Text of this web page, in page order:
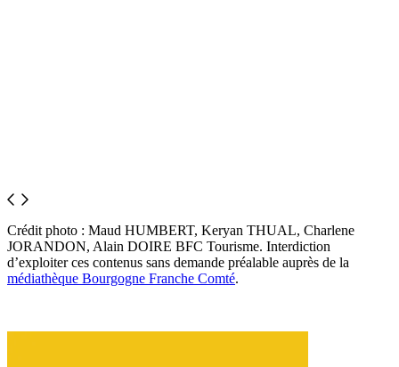
Crédit photo : Maud HUMBERT, Keryan THUAL, Charlene
JORANDON, Alain DOIRE BFC Tourisme. Interdiction
d’exploiter ces contenus sans demande préalable auprès de la
médiathèque Bourgogne Franche Comté.